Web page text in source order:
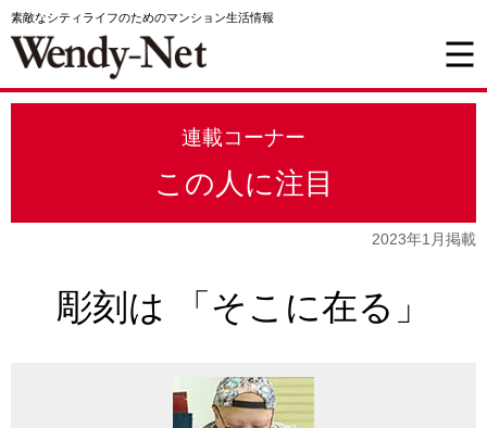
素敵なシティライフのためのマンション生活情報
連載コーナー
この人に注目
2023年1月掲載
彫刻は 「そこに在る」